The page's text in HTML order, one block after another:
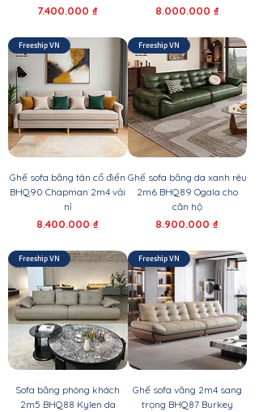
Giá
7.400.000 ₫ Giá
8.000.000 ₫
Freeship VN
Ghế sofa băng tân cổ điển
BHQ90 Chapman 2m4 vải
nỉ
Giá
8.400.000 ₫
Freeship VN
Ghế sofa băng da xanh rêu
2m6 BHQ89 Ogala cho
căn hộ
Giá
8.900.000 ₫
Freeship VN
Sofa băng phòng khách
2m5 BHQ88 Kylen da
Freeship VN
Ghế sofa văng 2m4 sang
trọng BHQ87 Burkey